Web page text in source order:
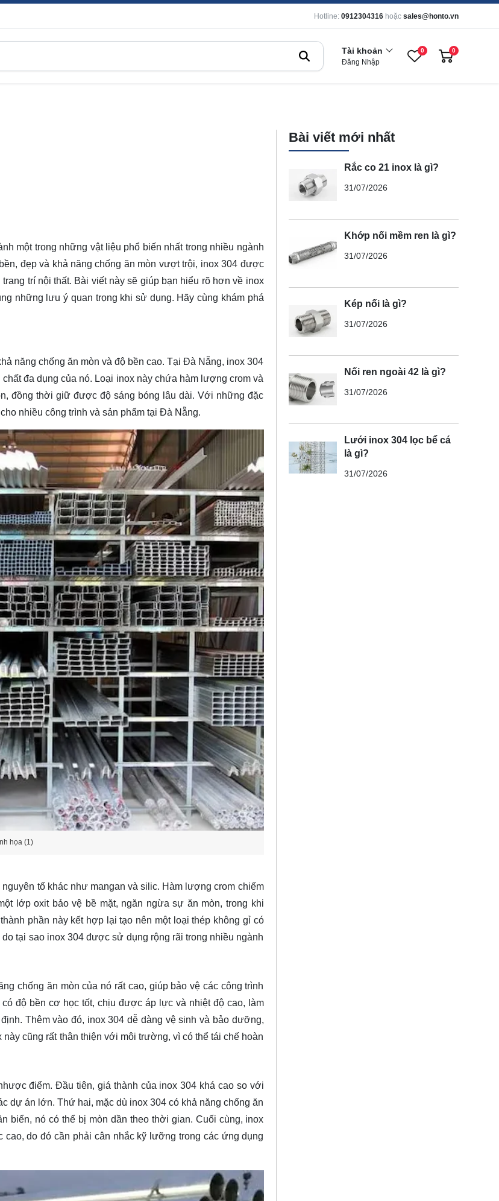
Hotline: 0912304316 hoặc sales@honto.vn
Tài khoản
Đăng Nhập
0 0
một trong những vật liệu phổ biến nhất trong nhiều ngành
đẹp và khả năng chống ăn mòn vượt trội, inox 304 được
trí nội thất. Bài viết này sẽ giúp bạn hiểu rõ hơn về inox
những lưu ý quan trọng khi sử dụng. Hãy cùng khám phá
năng chống ăn mòn và độ bền cao. Tại Đà Nẵng, inox 304
đa dụng của nó. Loại inox này chứa hàm lượng crom và
đồng thời giữ được độ sáng bóng lâu dài. Với những đặc
nhiều công trình và sản phẩm tại Đà Nẵng.
họa (1)
tố khác như mangan và silic. Hàm lượng crom chiếm
lớp oxit bảo vệ bề mặt, ngăn ngừa sự ăn mòn, trong khi
phần này kết hợp lại tạo nên một loại thép không gỉ có
tại sao inox 304 được sử dụng rộng rãi trong nhiều ngành
chống ăn mòn của nó rất cao, giúp bảo vệ các công trình
độ bền cơ học tốt, chịu được áp lực và nhiệt độ cao, làm
Thêm vào đó, inox 304 dễ dàng vệ sinh và bảo dưỡng,
cũng rất thân thiện với môi trường, vì có thể tái chế hoàn
điểm. Đầu tiên, giá thành của inox 304 khá cao so với
dự án lớn. Thứ hai, mặc dù inox 304 có khả năng chống ăn
biển, nó có thể bị mòn dần theo thời gian. Cuối cùng, inox
do đó cần phải cân nhắc kỹ lưỡng trong các ứng dụng
Bài viết mới nhất
Rắc co 21 inox là gì?
31/07/2026
Khớp nối mềm ren là gì?
31/07/2026
Kép nối là gì?
31/07/2026
Nối ren ngoài 42 là gì?
31/07/2026
Lưới inox 304 lọc bể cá
là gì?
31/07/2026